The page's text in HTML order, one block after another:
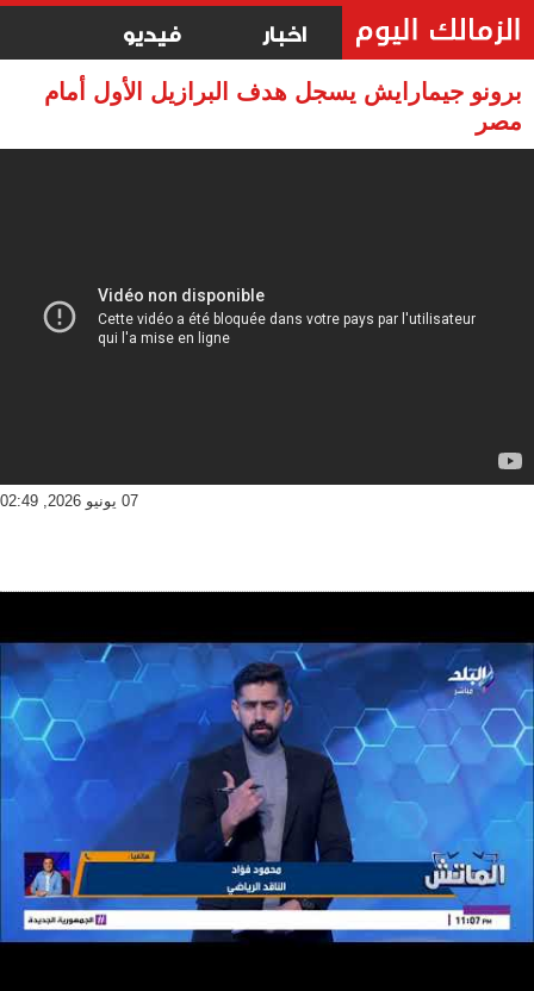
اخبار فيديو
برونو جيمارايش يسجل هدف البرازيل الأول أمام
مصر
07 يونيو 2026, 02:49